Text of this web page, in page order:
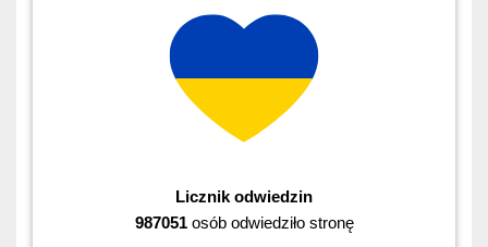
Licznik odwiedzin
987051osób odwiedziło stronę